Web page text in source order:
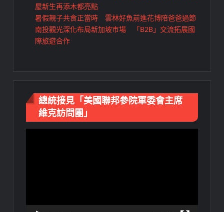
屋新生再添木都亮點
暑假親子共食正當時 雲林好魚前進花博陪爸爸過節
南投觀光深化布局新加坡市場 「B2B」交流拓展國
際旅遊合作
總統接見「美國聯邦參院軍委會主席
維克訪問團」